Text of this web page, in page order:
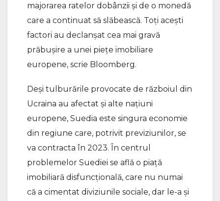
majorarea ratelor dobânzii şi de o monedă
care a continuat să slăbească. Toţi aceşti
factori au declanşat cea mai gravă
prăbuşire a unei pieţe imobiliare
europene, scrie Bloomberg.
Deşi tulburările provocate de războiul din
Ucraina au afectat şi alte naţiuni
europene, Suedia este singura economie
din regiune care, potrivit previziunilor, se
va contracta în 2023. În centrul
problemelor Suediei se află o piaţă
imobiliară disfuncţională, care nu numai
că a cimentat diviziunile sociale, dar le-a şi